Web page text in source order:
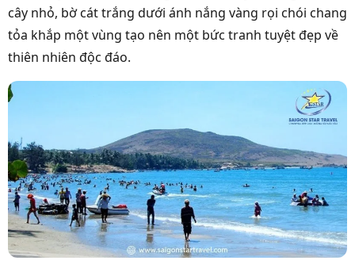
cây nhỏ, bờ cát trắng dưới ánh nắng vàng rọi chói chang
tỏa khắp một vùng tạo nên một bức tranh tuyệt đẹp về
thiên nhiên độc đáo.